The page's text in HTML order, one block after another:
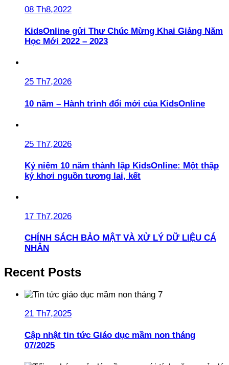
08 Th8,2022
KidsOnline gửi Thư Chúc Mừng Khai Giảng Năm
Học Mới 2022 – 2023
25 Th7,2026
10 năm – Hành trình đổi mới của KidsOnline
25 Th7,2026
Kỷ niệm 10 năm thành lập KidsOnline: Một thập
kỷ khơi nguồn tương lai, kết
17 Th7,2026
CHÍNH SÁCH BẢO MẬT VÀ XỬ LÝ DỮ LIỆU CÁ
NHÂN
Recent Posts
21 Th7,2025
Cập nhật tin tức Giáo dục mầm non tháng
07/2025